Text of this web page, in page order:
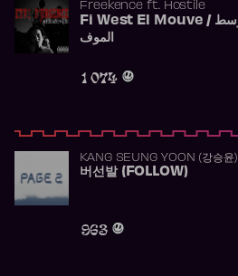
Freekence ft. Hostile
Fi West El Mouve / في وسط
الموف
1 074
KANG SEUNG YOON (강승윤)
버선발 (FOLLOW)
963